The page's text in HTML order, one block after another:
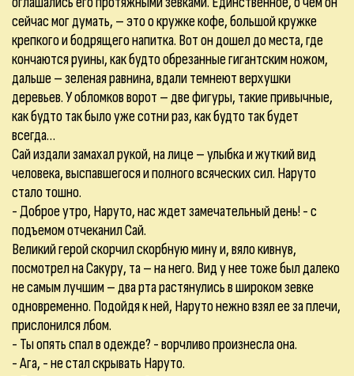
сейчас мог думать, – это о кружке кофе, большой кружке
крепкого и бодрящего напитка. Вот он дошел до места, где
кончаются руины, как будто обрезанные гигантским ножом,
дальше – зеленая равнина, вдали темнеют верхушки
деревьев. У обломков ворот – две фигуры, такие привычные,
как будто так было уже сотни раз, как будто так будет
всегда…
Сай издали замахал рукой, на лице – улыбка и жуткий вид
человека, выспавшегося и полного всяческих сил. Наруто
стало тошно.
- Доброе утро, Наруто, нас ждет замечательный день! - с
подъемом отчеканил Сай.
Великий герой скорчил скорбную мину и, вяло кивнув,
посмотрел на Сакуру, та – на него. Вид у нее тоже был далеко
не самым лучшим – два рта растянулись в широком зевке
одновременно. Подойдя к ней, Наруто нежно взял ее за плечи,
прислонился лбом.
- Ты опять спал в одежде? - ворчливо произнесла она.
- Ага, - не стал скрывать Наруто.